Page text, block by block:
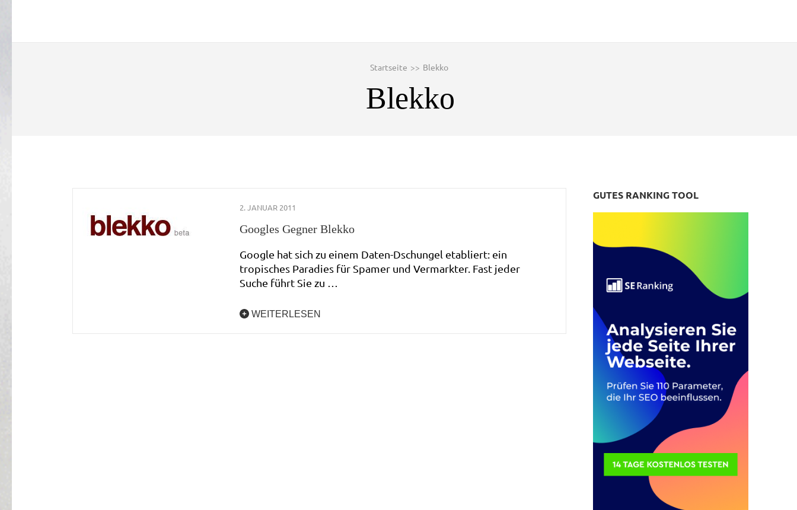
Startseite >> Blekko
Blekko
2. JANUAR 2011
Googles Gegner Blekko
Google hat sich zu einem Daten-Dschungel etabliert: ein
tropisches Paradies für Spamer und Vermarkter. Fast jeder
Suche führt Sie zu …
WEITERLESEN
GUTES RANKING TOOL